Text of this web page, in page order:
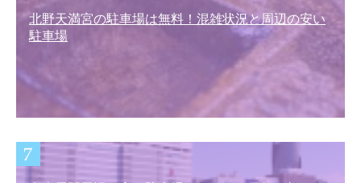
北野天満宮の駐車場は無料！混雑状況と周辺の安い
駐車場